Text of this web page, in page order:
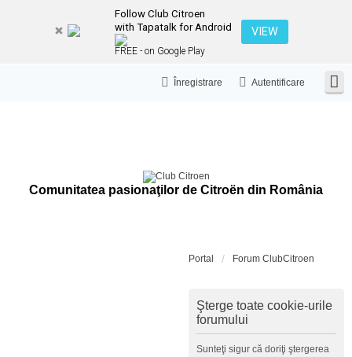
Follow Club Citroen
with Tapatalk for Android
FREE - on Google Play
VIEW
Autentificare
Înregistrare
Comunitatea pasionaţilor de Citroën din România
Portal Forum ClubCitroen
Şterge toate cookie-urile
forumului
Sunteţi sigur că doriţi ştergerea